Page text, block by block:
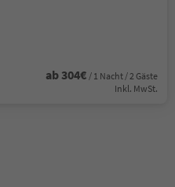
ab 304€ / 1 Nacht / 2 Gäste
Inkl. MwSt.